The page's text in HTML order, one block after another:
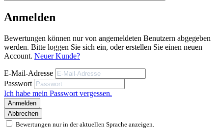
Anmelden
Bewertungen können nur von angemeldeten Benutzern abgegeben
werden. Bitte loggen Sie sich ein, oder erstellen Sie einen neuen
Account. Neuer Kunde?
E-Mail-Adresse
Passwort
Ich habe mein Passwort vergessen.
Anmelden
Abbrechen
Bewertungen nur in der aktuellen Sprache anzeigen.